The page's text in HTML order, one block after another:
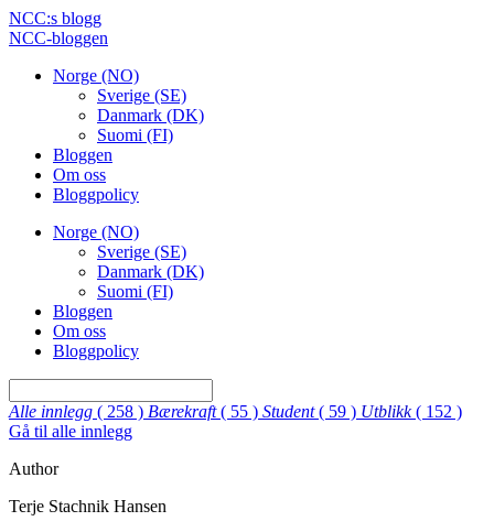
NCC:s blogg
NCC-bloggen
Norge (NO)
Sverige (SE)
Danmark (DK)
Suomi (FI)
Bloggen
Om oss
Bloggpolicy
Norge (NO)
Sverige (SE)
Danmark (DK)
Suomi (FI)
Bloggen
Om oss
Bloggpolicy
Alle innlegg ( 258 ) Bærekraft ( 55 ) Student ( 59 ) Utblikk ( 152 )
Gå til alle innlegg
Author
Terje Stachnik Hansen